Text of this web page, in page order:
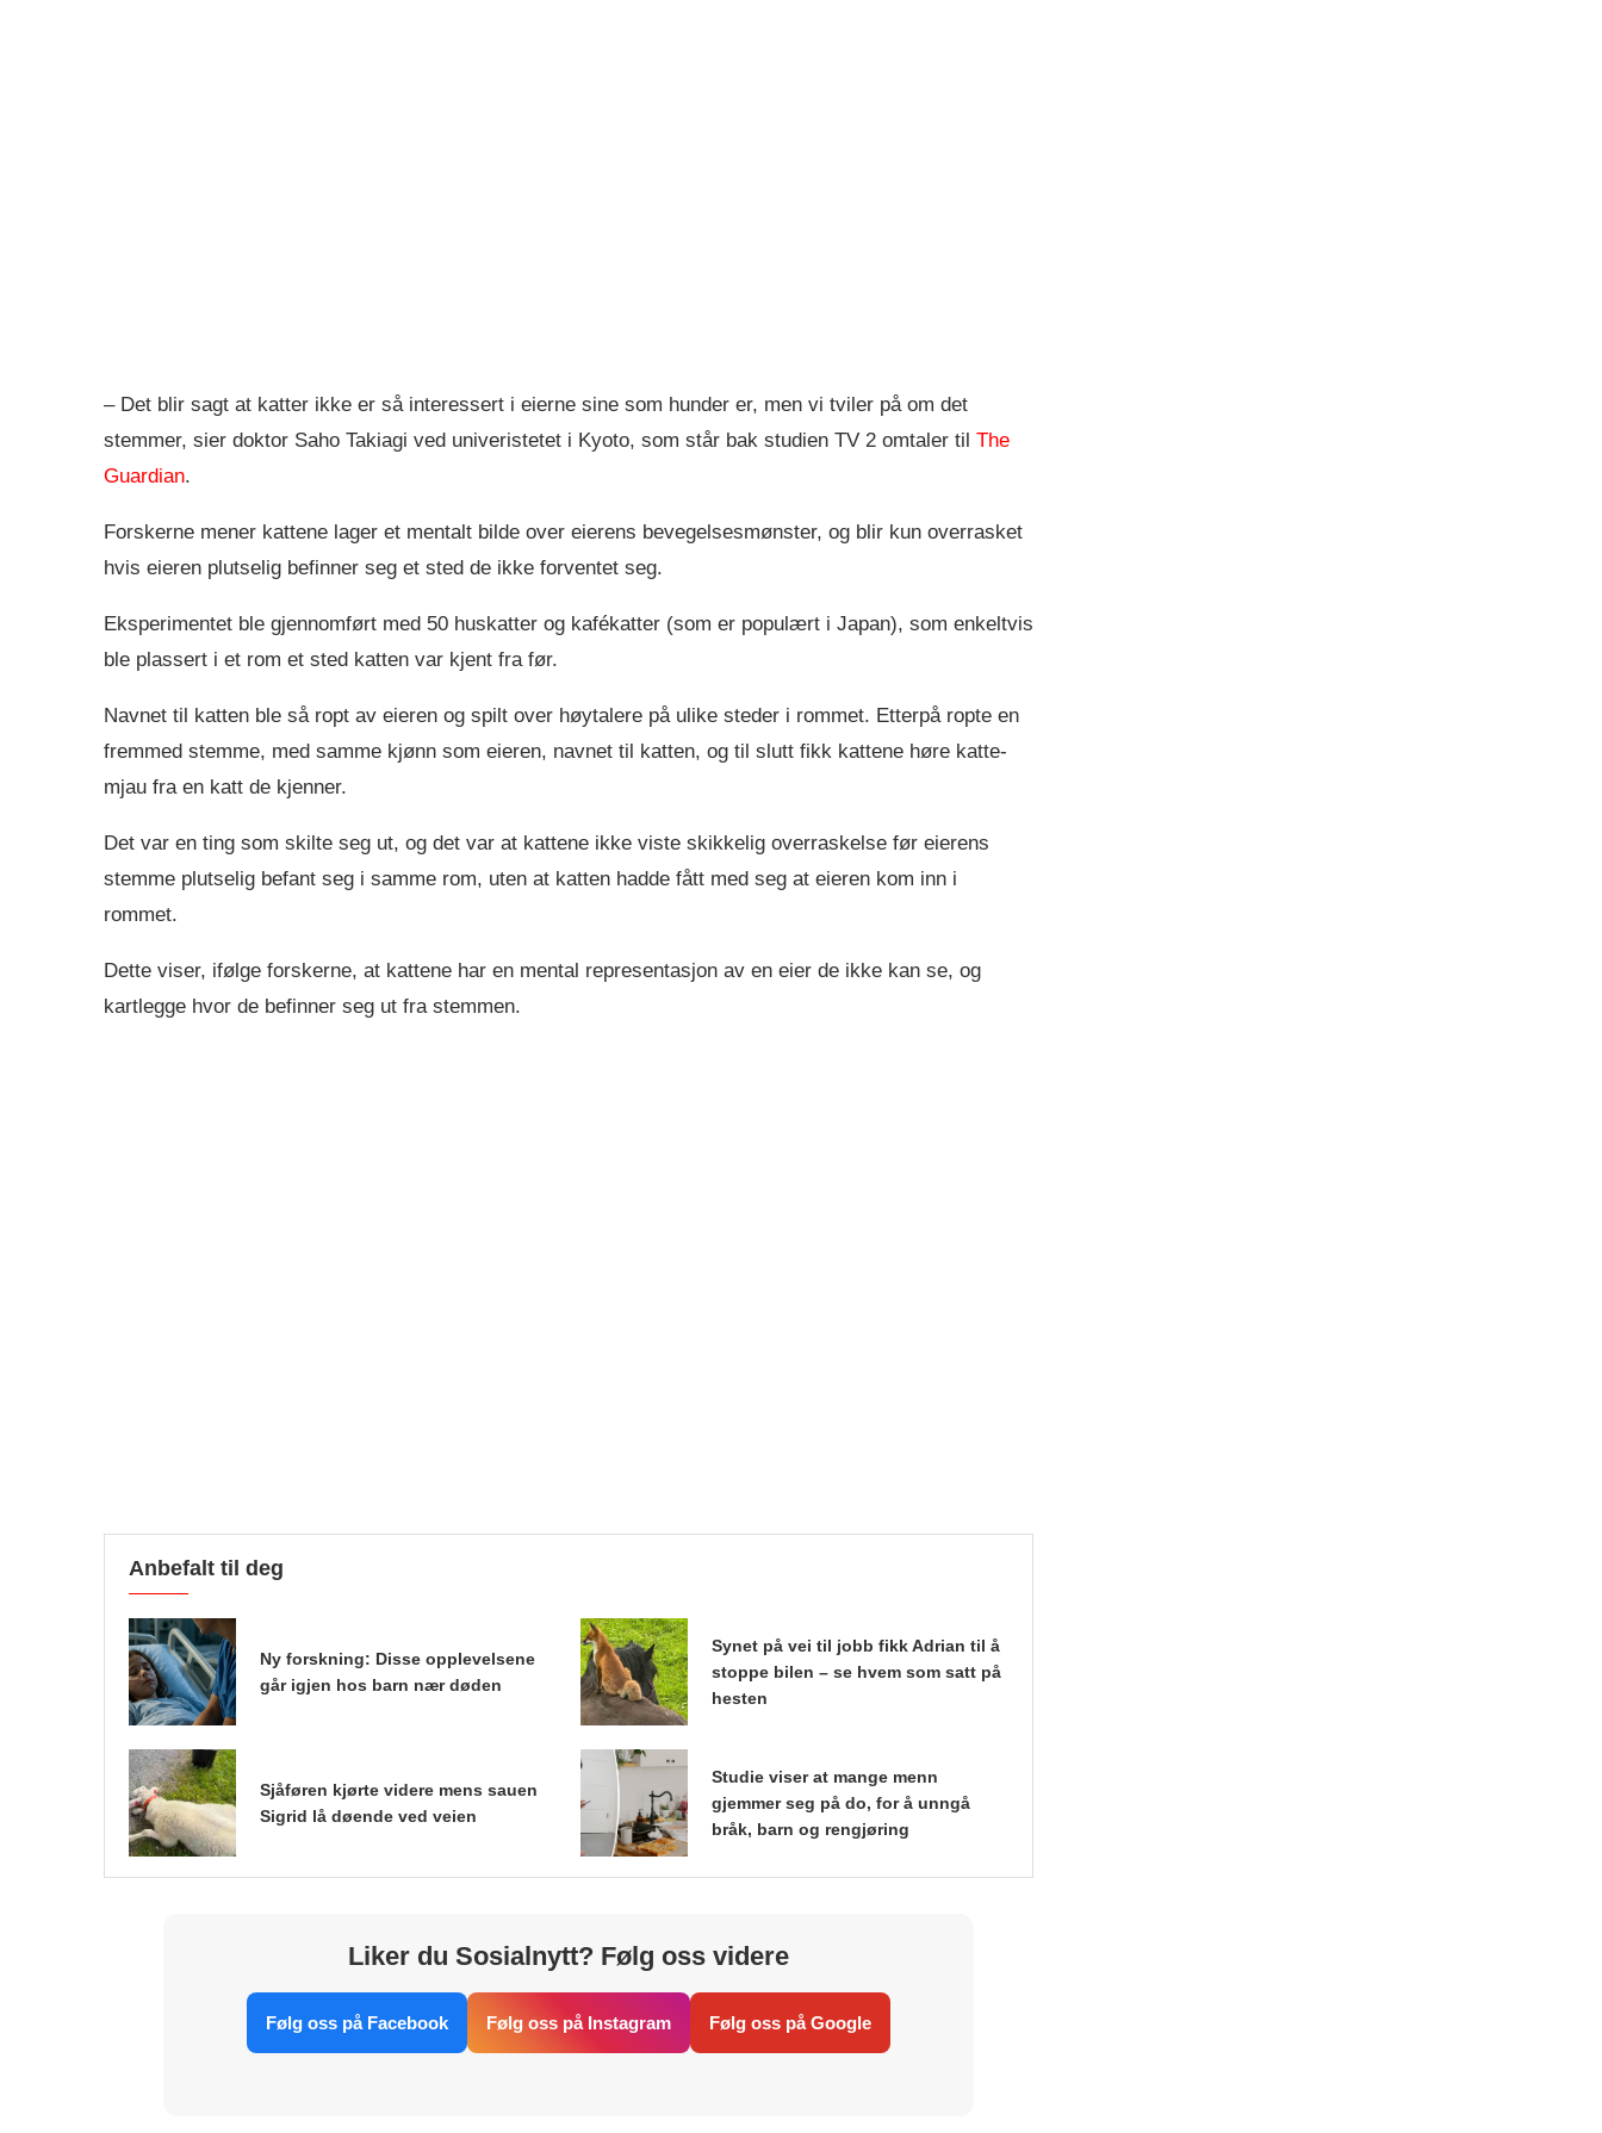
– Det blir sagt at katter ikke er så interessert i eierne sine som hunder er, men vi tviler på om det
stemmer, sier doktor Saho Takiagi ved univeristetet i Kyoto, som står bak studien TV 2 omtaler til The
Guardian.
Forskerne mener kattene lager et mentalt bilde over eierens bevegelsesmønster, og blir kun overrasket
hvis eieren plutselig befinner seg et sted de ikke forventet seg.
Eksperimentet ble gjennomført med 50 huskatter og kafékatter (som er populært i Japan), som enkeltvis
ble plassert i et rom et sted katten var kjent fra før.
Navnet til katten ble så ropt av eieren og spilt over høytalere på ulike steder i rommet. Etterpå ropte en
fremmed stemme, med samme kjønn som eieren, navnet til katten, og til slutt fikk kattene høre katte-
mjau fra en katt de kjenner.
Det var en ting som skilte seg ut, og det var at kattene ikke viste skikkelig overraskelse før eierens
stemme plutselig befant seg i samme rom, uten at katten hadde fått med seg at eieren kom inn i
rommet.
Dette viser, ifølge forskerne, at kattene har en mental representasjon av en eier de ikke kan se, og
kartlegge hvor de befinner seg ut fra stemmen.
Anbefalt til deg
Ny forskning: Disse opplevelsene
går igjen hos barn nær døden
Synet på vei til jobb fikk Adrian til å
stoppe bilen – se hvem som satt på
hesten
Sjåføren kjørte videre mens sauen
Sigrid lå døende ved veien
Studie viser at mange menn
gjemmer seg på do, for å unngå
bråk, barn og rengjøring
Liker du Sosialnytt? Følg oss videre
Følg oss på Facebook Følg oss på Instagram Følg oss på Google